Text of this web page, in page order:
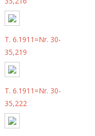
T. 6.1911=Nr. 30-
35,219
T. 6.1911=Nr. 30-
35,222